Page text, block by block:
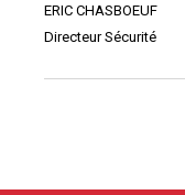
ERIC CHASBOEUF
Directeur Sécurité